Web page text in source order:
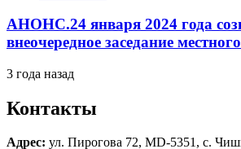
АНОНС.24 января 2024 года
внеочередное заседание
3 года назад
Контакты
Адрес: ул. Пирогова 72, MD-5351, с.